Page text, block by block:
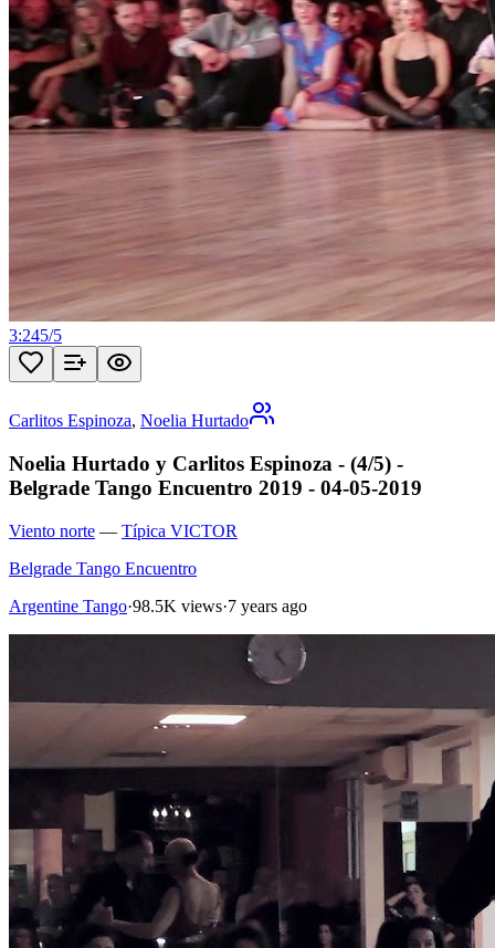
3:245/5
Carlitos Espinoza, Noelia Hurtado
Noelia Hurtado y Carlitos Espinoza - (4/5) -
Belgrade Tango Encuentro 2019 - 04-05-2019
Viento norte — Típica VICTOR
Belgrade Tango Encuentro
Argentine Tango·98.5K views·7 years ago